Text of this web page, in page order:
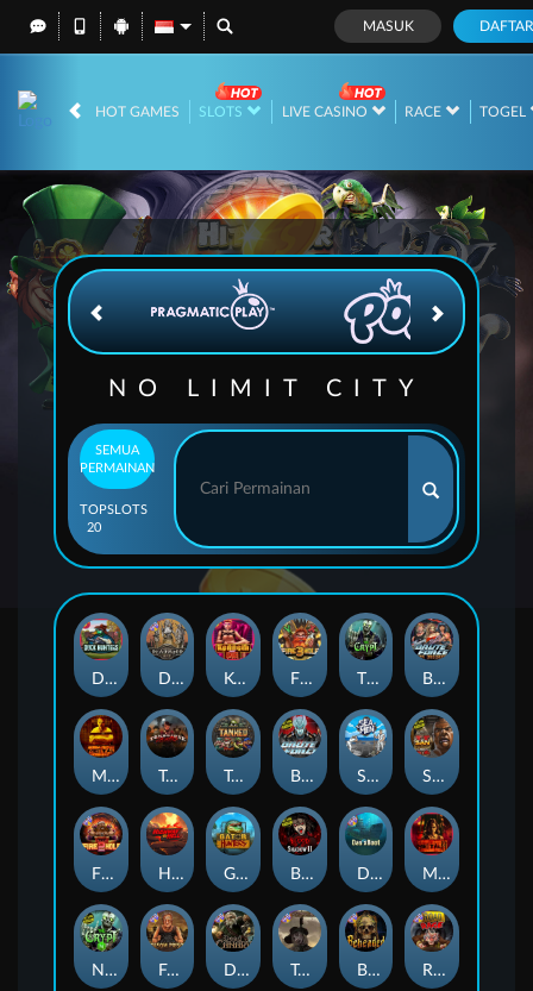
MASUK DAFTAR
HOT GAMES SLOTS LIVE CASINO RACE TOGEL
IDR
NO LIMIT CITY
SEMUA
PERMAINAN
TOP
20
SLOTS
Seamen
Duck Hunters Fire in the Hole 3
Highway to Hell
Brute Force
Mental 2
Tombstone Slaughter San Quentin 2: Death Row
Blood & Shadow 2
Mental
The Crypt
Deadwood R.I.P
Beheaded
Brute Force: Alien Onslaught
Nexus The Crypt
Gator Hunters
Kenneth Must Die
Tombstone RIP
Fire in the Hole 2
Tanked
Folsom Prison
Das xBoot
Road Rage
Dead Canary